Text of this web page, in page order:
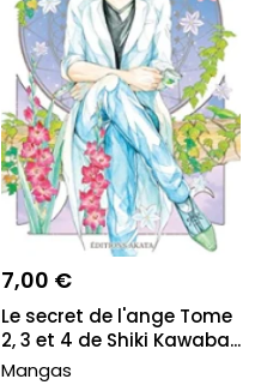
7,00 €
Le secret de l'ange Tome
2, 3 et 4 de Shiki Kawaba...
Mangas